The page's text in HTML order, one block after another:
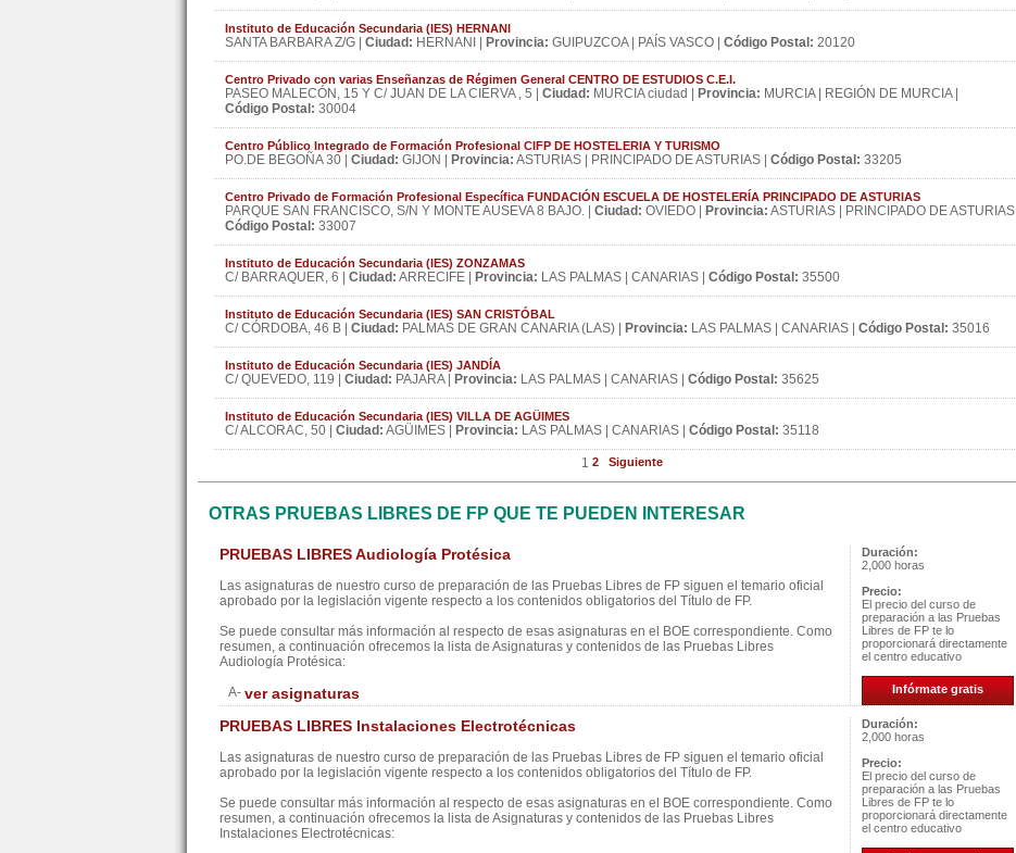
Instituto de Educación Secundaria (IES) HERNANI
SANTA BARBARA Z/G | Ciudad: HERNANI | Provincia: GUIPUZCOA | PAÍS VASCO | Código Postal: 20120
Centro Privado con varias Enseñanzas de Régimen General CENTRO DE ESTUDIOS C.E.I.
PASEO MALECÓN, 15 Y C/ JUAN DE LA CIERVA , 5 | Ciudad: MURCIA ciudad | Provincia: MURCIA | REGIÓN DE MURCIA |
Código Postal: 30004
Centro Público Integrado de Formación Profesional CIFP DE HOSTELERIA Y TURISMO
PO.DE BEGOÑA 30 | Ciudad: GIJON | Provincia: ASTURIAS | PRINCIPADO DE ASTURIAS | Código Postal: 33205
Centro Privado de Formación Profesional Específica FUNDACIÓN ESCUELA DE HOSTELERÍA PRINCIPADO DE ASTURIAS
PARQUE SAN FRANCISCO, S/N Y MONTE AUSEVA 8 BAJO. | Ciudad: OVIEDO | Provincia: ASTURIAS | PRINCIPADO DE ASTURIAS |
Código Postal: 33007
Instituto de Educación Secundaria (IES) ZONZAMAS
C/ BARRAQUER, 6 | Ciudad: ARRECIFE | Provincia: LAS PALMAS | CANARIAS | Código Postal: 35500
Instituto de Educación Secundaria (IES) SAN CRISTÓBAL
C/ CÓRDOBA, 46 B | Ciudad: PALMAS DE GRAN CANARIA (LAS) | Provincia: LAS PALMAS | CANARIAS | Código Postal: 35016
Instituto de Educación Secundaria (IES) JANDÍA
C/ QUEVEDO, 119 | Ciudad: PAJARA | Provincia: LAS PALMAS | CANARIAS | Código Postal: 35625
Instituto de Educación Secundaria (IES) VILLA DE AGÜIMES
C/ ALCORAC, 50 | Ciudad: AGÜIMES | Provincia: LAS PALMAS | CANARIAS | Código Postal: 35118
1 2 Siguiente
OTRAS PRUEBAS LIBRES DE FP QUE TE PUEDEN INTERESAR
PRUEBAS LIBRES Audiología Protésica
Las asignaturas de nuestro curso de preparación de las Pruebas Libres de FP siguen el temario oficial
aprobado por la legislación vigente respecto a los contenidos obligatorios del Título de FP.
Se puede consultar más información al respecto de esas asignaturas en el BOE correspondiente. Como
resumen, a continuación ofrecemos la lista de Asignaturas y contenidos de las Pruebas Libres
Audiología Protésica:
A- ver asignaturas
Duración:
2,000 horas
Precio:
El precio del curso de
preparación a las Pruebas
Libres de FP te lo
proporcionará directamente
el centro educativo
Infórmate gratis
PRUEBAS LIBRES Instalaciones Electrotécnicas
Las asignaturas de nuestro curso de preparación de las Pruebas Libres de FP siguen el temario oficial
aprobado por la legislación vigente respecto a los contenidos obligatorios del Título de FP.
Se puede consultar más información al respecto de esas asignaturas en el BOE correspondiente. Como
resumen, a continuación ofrecemos la lista de Asignaturas y contenidos de las Pruebas Libres
Instalaciones Electrotécnicas:
Duración:
2,000 horas
Precio:
El precio del curso de
preparación a las Pruebas
Libres de FP te lo
proporcionará directamente
el centro educativo